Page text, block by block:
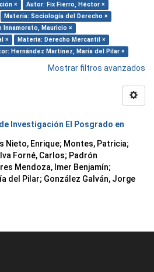
×
Autor: Fix Fierro, Héctor ×
Materia: Sociología del Derecho ×
Innamorato, Mauricio ×
×
Materia: Derecho Mercantil ×
Hernández Martínez, María del Pilar ×
Mostrar filtros avanzados
Investigación El Posgrado en
Nieto, Enrique; Montes, Patricia;
Forné, Carlos; Padrón
Mendoza, Imer Benjamín;
del Pilar; González Galván, Jorge